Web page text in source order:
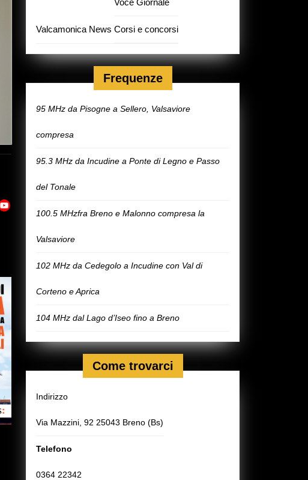
Valcamonica News
Voce Giornale
Corsi e concorsi
Frequenze
95 MHz da Pisogne a Sellero, Valsaviore
compresa
95.3 MHz da Incudine a Ponte di Legno e Passo
del Tonale
100.5 MHzfra Breno e Malonno compresa la
Valsaviore
102 MHz da Cedegolo a Incudine con Val di
Corteno e Aprica
104 MHz dal Lago d’Iseo fino a Breno
Come trovarci
Indirizzo
Via Mazzini, 92 25043 Breno (Bs)
Telefono
0364 22342